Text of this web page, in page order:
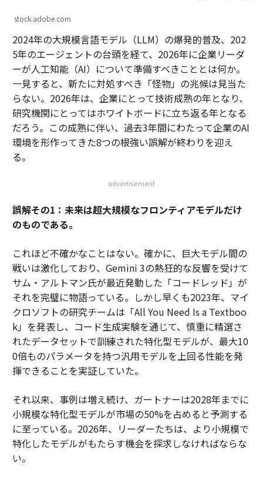
stock.adobe.com
2024年の大規模言語モデル（LLM）の爆発的普及、202
5年のエージェントの台頭を経て、2026年に企業リーダ
ーが人工知能（AI）について準備すべきこととは何か。
一見すると、新たに対処すべき「怪物」の兆候は見当た
らない。2026年は、企業にとって技術成熟の年となり、
研究機関にとってはホワイトボードに立ち返る年となる
だろう。この成熟に伴い、過去3年間にわたって企業のAI
環境を形作ってきた8つの根強い誤解が終わりを迎え
る。
advertisement
誤解その1：未来は超大規模なフロンティアモデルだけ
のものである。
これほど不確かなことはない。確かに、巨大モデル間の
戦いは激化しており、Gemini 3の熱狂的な反響を受けて
サム・アルトマン氏が最近発動した「コードレッド」が
それを完璧に物語っている。しかし早くも2023年、マイ
クロソフトの研究チームは「All You Need Is a Textboo
k」を発表し、コード生成実験を通じて、慎重に精選さ
れたデータセットで訓練された特化型モデルが、最大10
0倍ものパラメータを持つ汎用モデルを上回る性能を発
揮できることを実証していた。
それ以来、事例は増え続け、ガートナーは2028年までに
小規模な特化型モデルが市場の50%を占めると予測する
に至っている。2026年、リーダーたちは、より小規模で
特化したモデルがもたらす機会を探求しなければならな
い。